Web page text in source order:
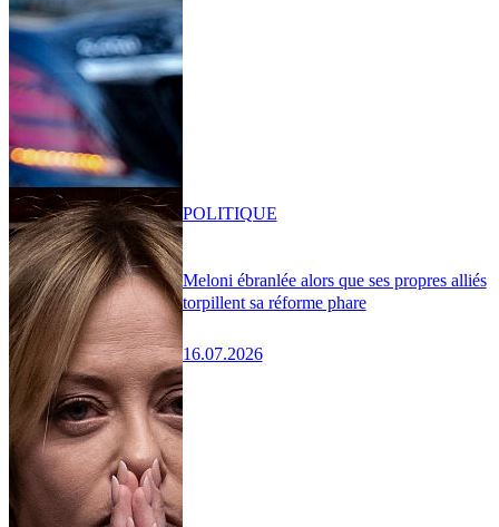
Meloni ébranlée alors que ses propres alliés
torpillent sa réforme phare
16.07.2026
POLITIQUE